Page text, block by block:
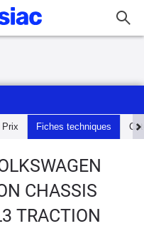
Prix Fiches techniques
CHASSIS
TRACTION